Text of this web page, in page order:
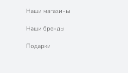
Наши магазины
Наши бренды
Подарки